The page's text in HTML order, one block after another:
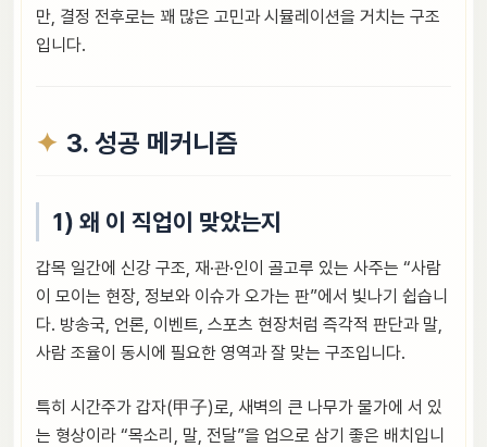
만, 결정 전후로는 꽤 많은 고민과 시뮬레이션을 거치는 구조
입니다.
3. 성공 메커니즘
1) 왜 이 직업이 맞았는지
갑목 일간에 신강 구조, 재·관·인이 골고루 있는 사주는 “사람
이 모이는 현장, 정보와 이슈가 오가는 판”에서 빛나기 쉽습니
다. 방송국, 언론, 이벤트, 스포츠 현장처럼 즉각적 판단과 말,
사람 조율이 동시에 필요한 영역과 잘 맞는 구조입니다.
특히 시간주가 갑자(甲子)로, 새벽의 큰 나무가 물가에 서 있
는 형상이라 “목소리, 말, 전달”을 업으로 삼기 좋은 배치입니